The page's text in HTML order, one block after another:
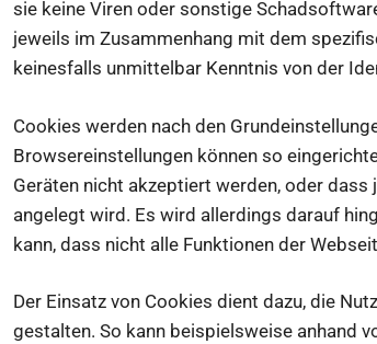
sie keine Viren oder sonstige
jeweils im Zusammenhang mit dem
keinesfalls unmittelbar Kenntnis von der
Cookies werden nach den
Browsereinstellungen können so
Geräten nicht akzeptiert werden, oder
angelegt wird. Es wird allerdings darauf
kann, dass nicht alle Funktionen der
Der Einsatz von Cookies dient dazu, die
gestalten. So kann beispielsweise anhand